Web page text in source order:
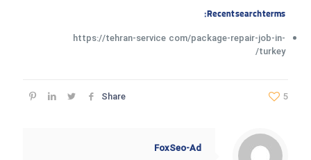
Recent search terms:
https://tehran-service com/package-repair-job-in-
turkey/
Share 5
FoxSeo-Ad